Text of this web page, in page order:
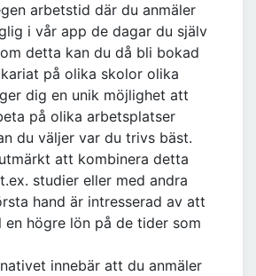
arbetstid där du anmäler
i vår app de dagar du själv
detta kan du då bli bokad
på olika skolor olika
dig en unik möjlighet att
på olika arbetsplatser
du väljer var du trivs bäst.
att kombinera detta
studier eller med andra
hand är intresserad av att
högre lön på de tider som
innebär att du anmäler